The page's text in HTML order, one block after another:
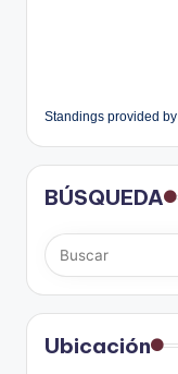
Standings provided by
BÚSQUEDA
Ubicación